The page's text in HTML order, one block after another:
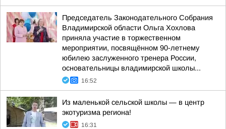
Председатель Законодательного Собрания
Владимирской области Ольга Хохлова
приняла участие в торжественном
мероприятии, посвящённом 90-летнему
юбилею заслуженного тренера России,
основательницы владимирской школы...
16:52
Из маленькой сельской школы — в центр
экотуризма региона!
16:31